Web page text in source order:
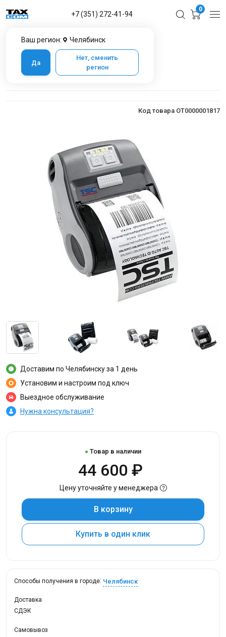
Ваш регион: Челябинск
Да
Нет, сменить
регион
+7 (351) 272-41-94
0
Оборудование для печати
TSC Alpha-3R
TSC Alpha-3R
Код товара OT0000001817
Доставим по Челябинску за 1 день
Установим и настроим под ключ
Выездное обслуживание
Нужна консультация?
Товар в наличии
44 600 ₽
Цену уточняйте у менеджера
В корзину
Купить в один клик
Способы получения в городе: Челябинск
Доставка
СДЭК
Самовывоз